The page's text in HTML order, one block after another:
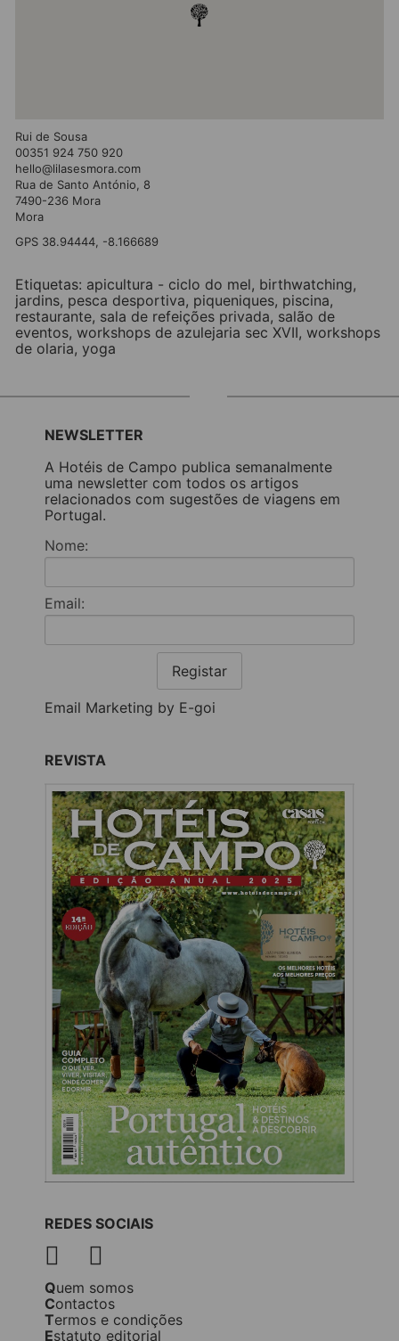
Rui de Sousa
00351 924 750 920
hello@lilasesmora.com
Rua de Santo António, 8
7490-236 Mora
Mora
GPS 38.94444, -8.166689
Etiquetas: apicultura - ciclo do mel, birthwatching,
jardins, pesca desportiva, piqueniques, piscina,
restaurante, sala de refeições privada, salão de
eventos,workshops de azulejaria sec XVII,workshops
de olaria,yoga
NEWSLETTER
A Hotéis de Campo publica semanalmente
uma newsletter com todos os artigos
relacionados com sugestões de viagens em
Portugal.
Nome:
Email:
Registar
Email Marketing by E-goi
REVISTA
REDES SOCIAIS
Quem somos
Contactos
Termos e condições
Estatuto editorial